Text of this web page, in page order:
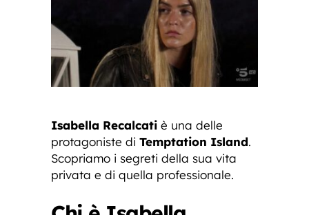
Isabella Recalcati è una delle
protagoniste di Temptation Island.
Scopriamo i segreti della sua vita
privata e di quella professionale.